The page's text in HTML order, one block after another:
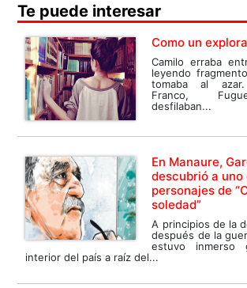
Te puede interesar
Como un
Camilo erraba
leyendo
tomaba al
Franco,
desfilaban...
En Manaure,
descubrió a uno
personajes de
soledad”
A principios de la
después de la
estuvo inmerso
interior del país a raíz del...